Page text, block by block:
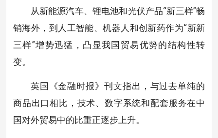
从新能源汽车、锂电池和光伏产品“新三样”畅
销海外，到人工智能、机器人和创新药作为“新新
三样”增势迅猛，凸显我国贸易优势的结构性转
变。
英国《金融时报》刊文指出，与过去单纯的
商品出口相比，技术、数字系统和配套服务在中
国对外贸易中的比重正逐步上升。